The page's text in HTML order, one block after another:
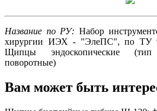
Название по РУ: Набор
хирургии ИЭХ - "ЭлеПС", по ТУ
Щипцы эндоскопические
поворотные)
Вам может быть